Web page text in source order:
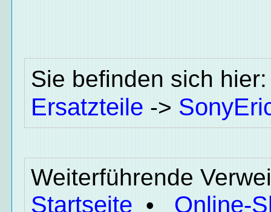
Sie befinden sich
Ersatzteile ->
Weiterführende
Startseite • Online-